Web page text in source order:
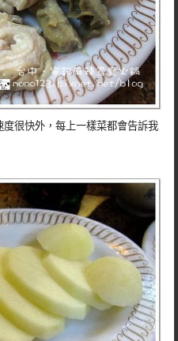
度很快外，每上一樣菜都會告訴我